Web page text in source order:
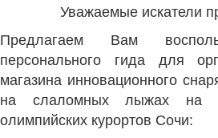
Уважаемые искатели
Предлагаем Вам
персонального гида для
магазина инновационного
на слаломных лыжах на
олимпийских курортов Сочи: